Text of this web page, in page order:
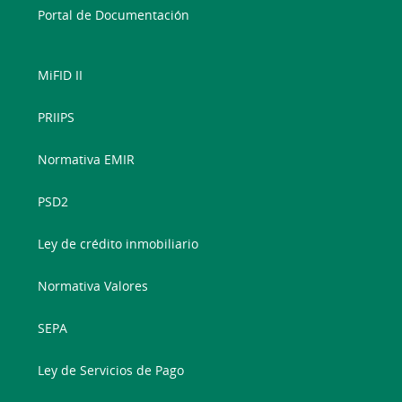
Portal de Documentación
MiFID II
PRIIPS
Normativa EMIR
PSD2
Ley de crédito inmobiliario
Normativa Valores
SEPA
Ley de Servicios de Pago